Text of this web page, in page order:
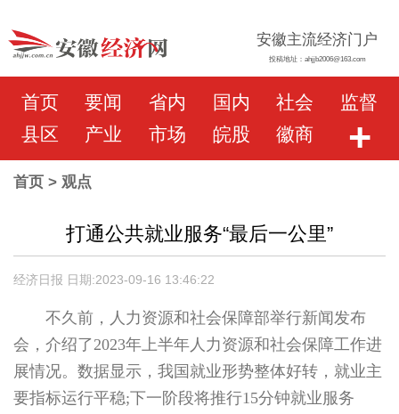
安徽主流经济门户
投稿地址：ahjjb2006@163.com
首页 要闻 省内 国内 社会
监督
县区
产业 市场 皖股 徽商 +
首页> 观点
打通公共就业服务“最后一公里”
经济日报 日期:2023-09-16 13:46:22
不久前，人力资源和社会保障部举行新闻发布
会，介绍了2023年上半年人力资源和社会保障工作进
展情况。数据显示，我国就业形势整体好转，就业主
要指标运行平稳;下一阶段将推行15分钟就业服务